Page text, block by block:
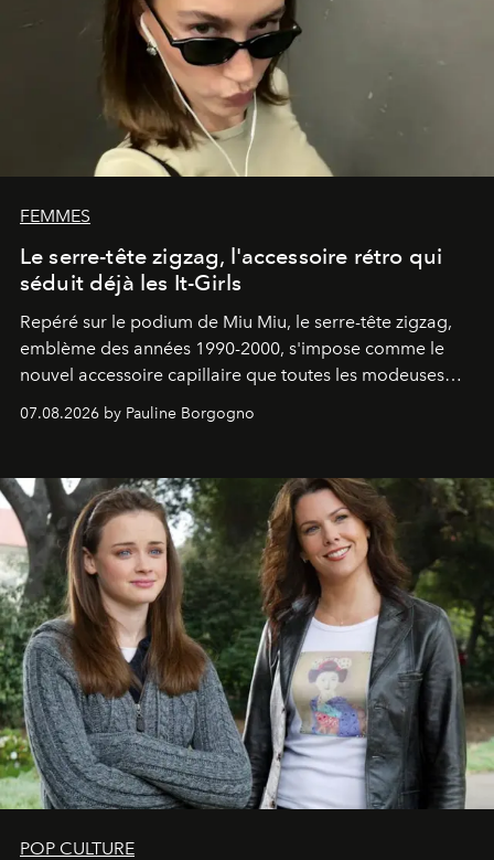
FEMMES
Le serre-tête zigzag, l'accessoire rétro qui
séduit déjà les It-Girls
Repéré sur le podium de Miu Miu, le serre-tête zigzag,
emblème des années 1990-2000, s'impose comme le
nouvel accessoire capillaire que toutes les modeuses
07.08.2026 by Pauline Borgogno
POP CULTURE